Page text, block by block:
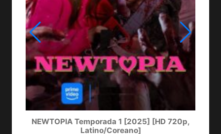
NEWTOPIA Temporada 1 [2025] [HD 720p,
Latino/Coreano]